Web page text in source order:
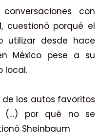
con
cuestionó porqué el
utilizar desde hace
México pese a su
local.
de los autos favoritos
(…) por qué no se
Sheinbaum